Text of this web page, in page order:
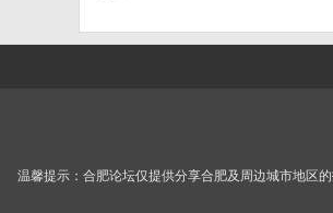
温馨提示：合肥论坛仅提供分享合肥及周边城市地区